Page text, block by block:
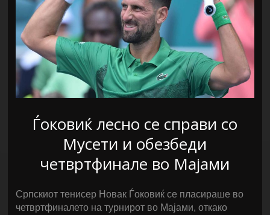
Ѓоковиќ лесно се справи со
Мусети и обезбеди
четвртфинале во Мајами
Српскиот тенисер Новак Ѓоковиќ се пласираше во
четвртфиналето на турнирот во Мајами, откако